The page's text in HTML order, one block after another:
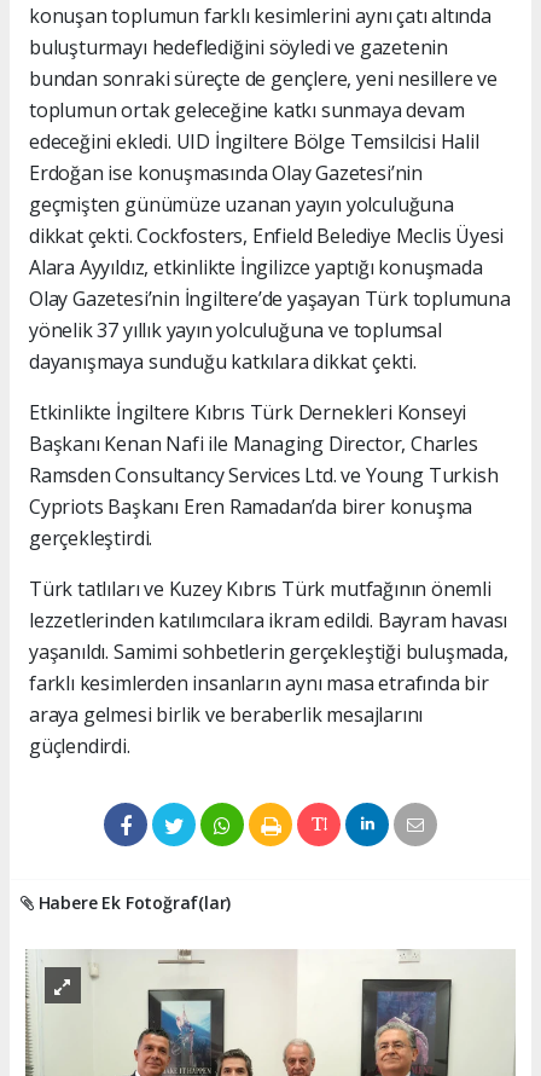
konuşan toplumun farklı kesimlerini aynı çatı altında
buluşturmayı hedeflediğini söyledi ve gazetenin
bundan sonraki süreçte de gençlere, yeni nesillere ve
toplumun ortak geleceğine katkı sunmaya devam
edeceğini ekledi. UID İngiltere Bölge Temsilcisi Halil
Erdoğan ise konuşmasında Olay Gazetesi’nin
geçmişten günümüze uzanan yayın yolculuğuna
dikkat çekti. Cockfosters, Enfield Belediye Meclis Üyesi
Alara Ayyıldız, etkinlikte İngilizce yaptığı konuşmada
Olay Gazetesi’nin İngiltere’de yaşayan Türk toplumuna
yönelik 37 yıllık yayın yolculuğuna ve toplumsal
dayanışmaya sunduğu katkılara dikkat çekti.
Etkinlikte İngiltere Kıbrıs Türk Dernekleri Konseyi
Başkanı Kenan Nafi ile Managing Director, Charles
Ramsden Consultancy Services Ltd. ve Young Turkish
Cypriots Başkanı Eren Ramadan’da birer konuşma
gerçekleştirdi.
Türk tatlıları ve Kuzey Kıbrıs Türk mutfağının önemli
lezzetlerinden katılımcılara ikram edildi. Bayram havası
yaşanıldı. Samimi sohbetlerin gerçekleştiği buluşmada,
farklı kesimlerden insanların aynı masa etrafında bir
araya gelmesi birlik ve beraberlik mesajlarını
güçlendirdi.
Habere Ek Fotoğraf(lar)